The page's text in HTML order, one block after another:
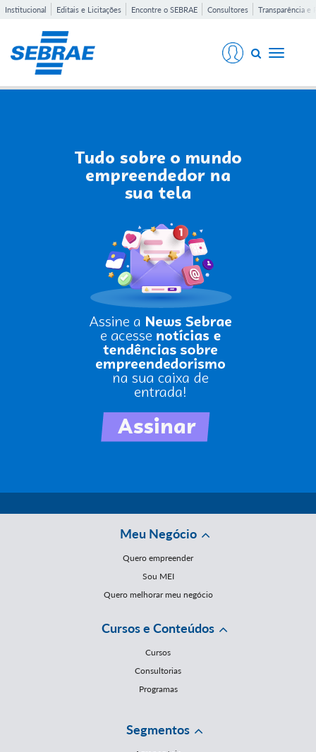
Institucional Editais e Licitações Encontre o SEBRAE Consultores Transparência e
Toggle
Meu Negócio
Quero empreender
Sou MEI
Quero melhorar meu negócio
Cursos e Conteúdos
Cursos
Consultorias
Programas
Segmentos